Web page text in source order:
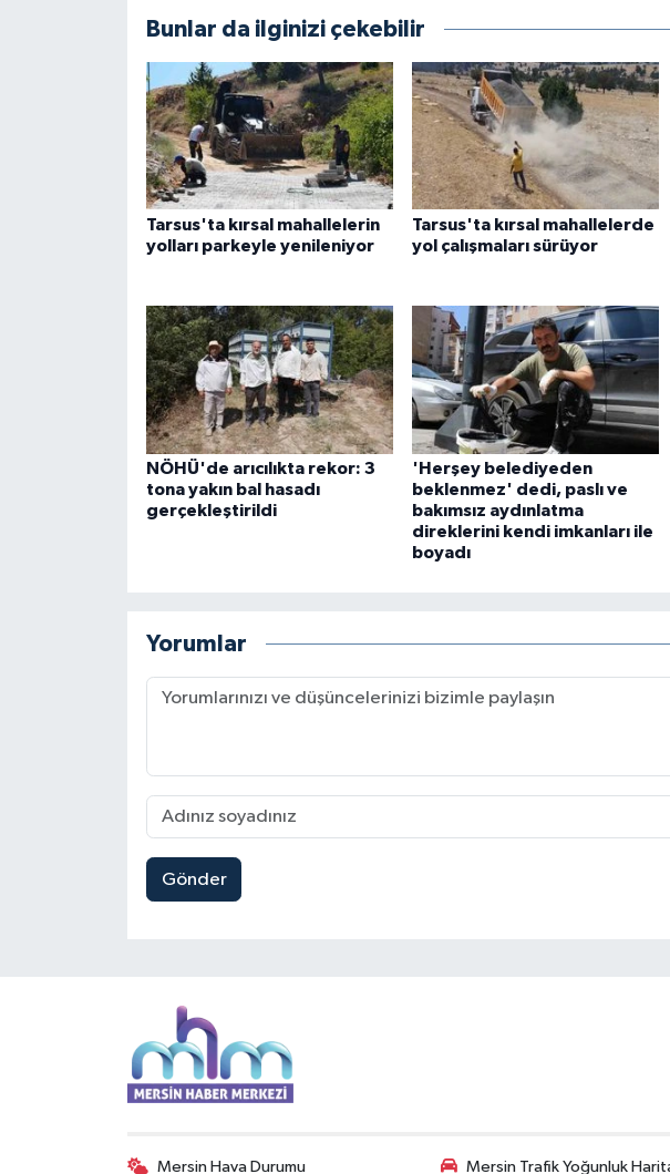
Bunlar da ilginizi çekebilir
Tarsus'ta kırsal mahallelerin
yolları parkeyle yenileniyor
Tarsus'ta kırsal mahallelerde
yol çalışmaları sürüyor
NÖHÜ'de arıcılıkta rekor: 3
tona yakın bal hasadı
gerçekleştirildi
'Herşey belediyeden
beklenmez' dedi, paslı ve
bakımsız aydınlatma
direklerini kendi imkanları ile
boyadı
Yorumlar
Gönder
Mersin Hava Durumu Mersin Trafik Yoğunluk